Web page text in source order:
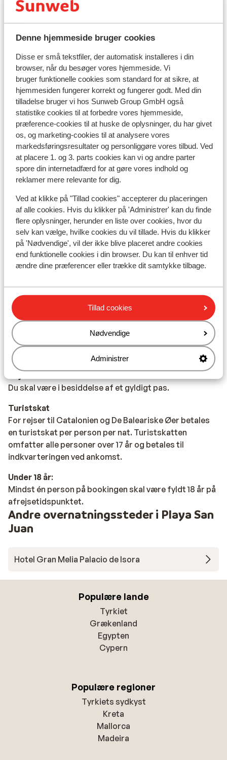
Denne hjemmeside bruger cookies
Disse er små tekstfiler, der automatisk installeres i din
browser, når du besøger vores hjemmeside. Vi
bruger funktionelle cookies som standard for at sikre, at
hjemmesiden fungerer korrekt og fungerer godt. Med din
tilladelse bruger vi hos Sunweb Group GmbH også
statistike cookies til at forbedre vores hjemmeside,
præference-cookies til at huske de oplysninger, du har givet
os, og marketing-cookies til at analysere vores
markedsføringsresultater og personliggøre vores tilbud. Ved
at placere 1. og 3. parts cookies kan vi og andre parter
spore din internetadfærd for at gøre vores indhold og
reklamer mere relevante for dig.
Ved at klikke på "Tillad cookies" accepterer du placeringen
af alle cookies. Hvis du klikker på 'Administrer' kan du finde
flere oplysninger, herunder en liste over cookies, hvor du
selv kan vælge, hvilke cookies du vil tillade. Hvis du klikker
på 'Nødvendige', vil der ikke blive placeret andre cookies
end funktionelle cookies i din browser. Du kan til enhver tid
ændre dine præferencer eller trække dit samtykke tilbage.
Tillad cookies
Nødvendige
Administrer
Tid:
Spanien har ingen tidsforskel med Danmark, undtagen
Sprog:
Det officielle sprog er spansk.
Penge:
Den officielle møntenhed er euroen.
Drikkepenge:
Det er normalt at give ca. 10% i drikkepenge på de
spanske barer og restauranter.
Strømforsyningen er ligesom i Danmark 220 volt.
Stikkontaktet kan dog godt have en anden form. I det
tilfælde kan du købe et mellemled i supermarkedet.
Vand:
Det er ikke tilrådeligt at drikke vand fra hanen.
Mad:
Typiske spanske retter er tapas (små snacks) og paella
(ris med skalddyr).
Mobiltelefon:
Din danske mobiltelefon virker også i Spanien.
Du skal være i besiddelse af et gyldigt pas.
Turistskat
For rejser til Catalonien og De Baleariske Øer betales
en turistskat per person per nat. Turistskatten
omfatter alle personer over 17 år og betales til
indkvarteringen ved ankomst.
Under 18 år:
Mindst én person på bookingen skal være fyldt 18 år på
afrejsetidspunktet.
Andre overnatningssteder i Playa San
Juan
Hotel Gran Melia Palacio de Isora
Populære lande
Tyrkiet
Grækenland
Egypten
Cypern
Populære regioner
Tyrkiets sydkyst
Kreta
Mallorca
Madeira